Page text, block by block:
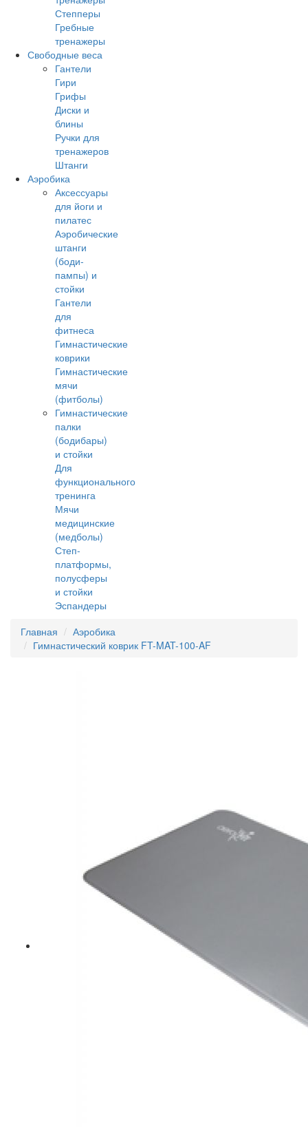
Степперы
Гребные
тренажеры
Свободные веса
Гантели
Гири
Грифы
Диски и
блины
Ручки для
тренажеров
Штанги
Аэробика
Аксессуары
для йоги и
пилатес
Аэробические
штанги
(боди-
пампы) и
стойки
Гантели
для
фитнеса
Гимнастические
коврики
Гимнастические
мячи
(фитболы)
Гимнастические
палки
(бодибары)
и стойки
Для
функционального
тренинга
Мячи
медицинские
(медболы)
Степ-
платформы,
полусферы
и стойки
Эспандеры
Главная
Аэробика
Гимнастический коврик FT-MAT-100-AF